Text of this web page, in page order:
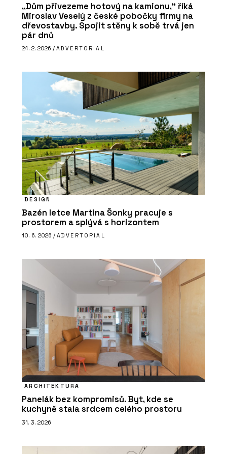
„Dům přivezeme hotový na kamionu,“ říká
Miroslav Veselý z české pobočky firmy na
dřevostavby. Spojit stěny k sobě trvá jen
pár dnů
24. 2. 2026 / ADVERTORIAL
DESIGN
Bazén letce Martina Šonky pracuje s
prostorem a splývá s horizontem
10. 6. 2026 / ADVERTORIAL
ARCHITEKTURA
Panelák bez kompromisů. Byt, kde se
kuchyně stala srdcem celého prostoru
31. 3. 2026